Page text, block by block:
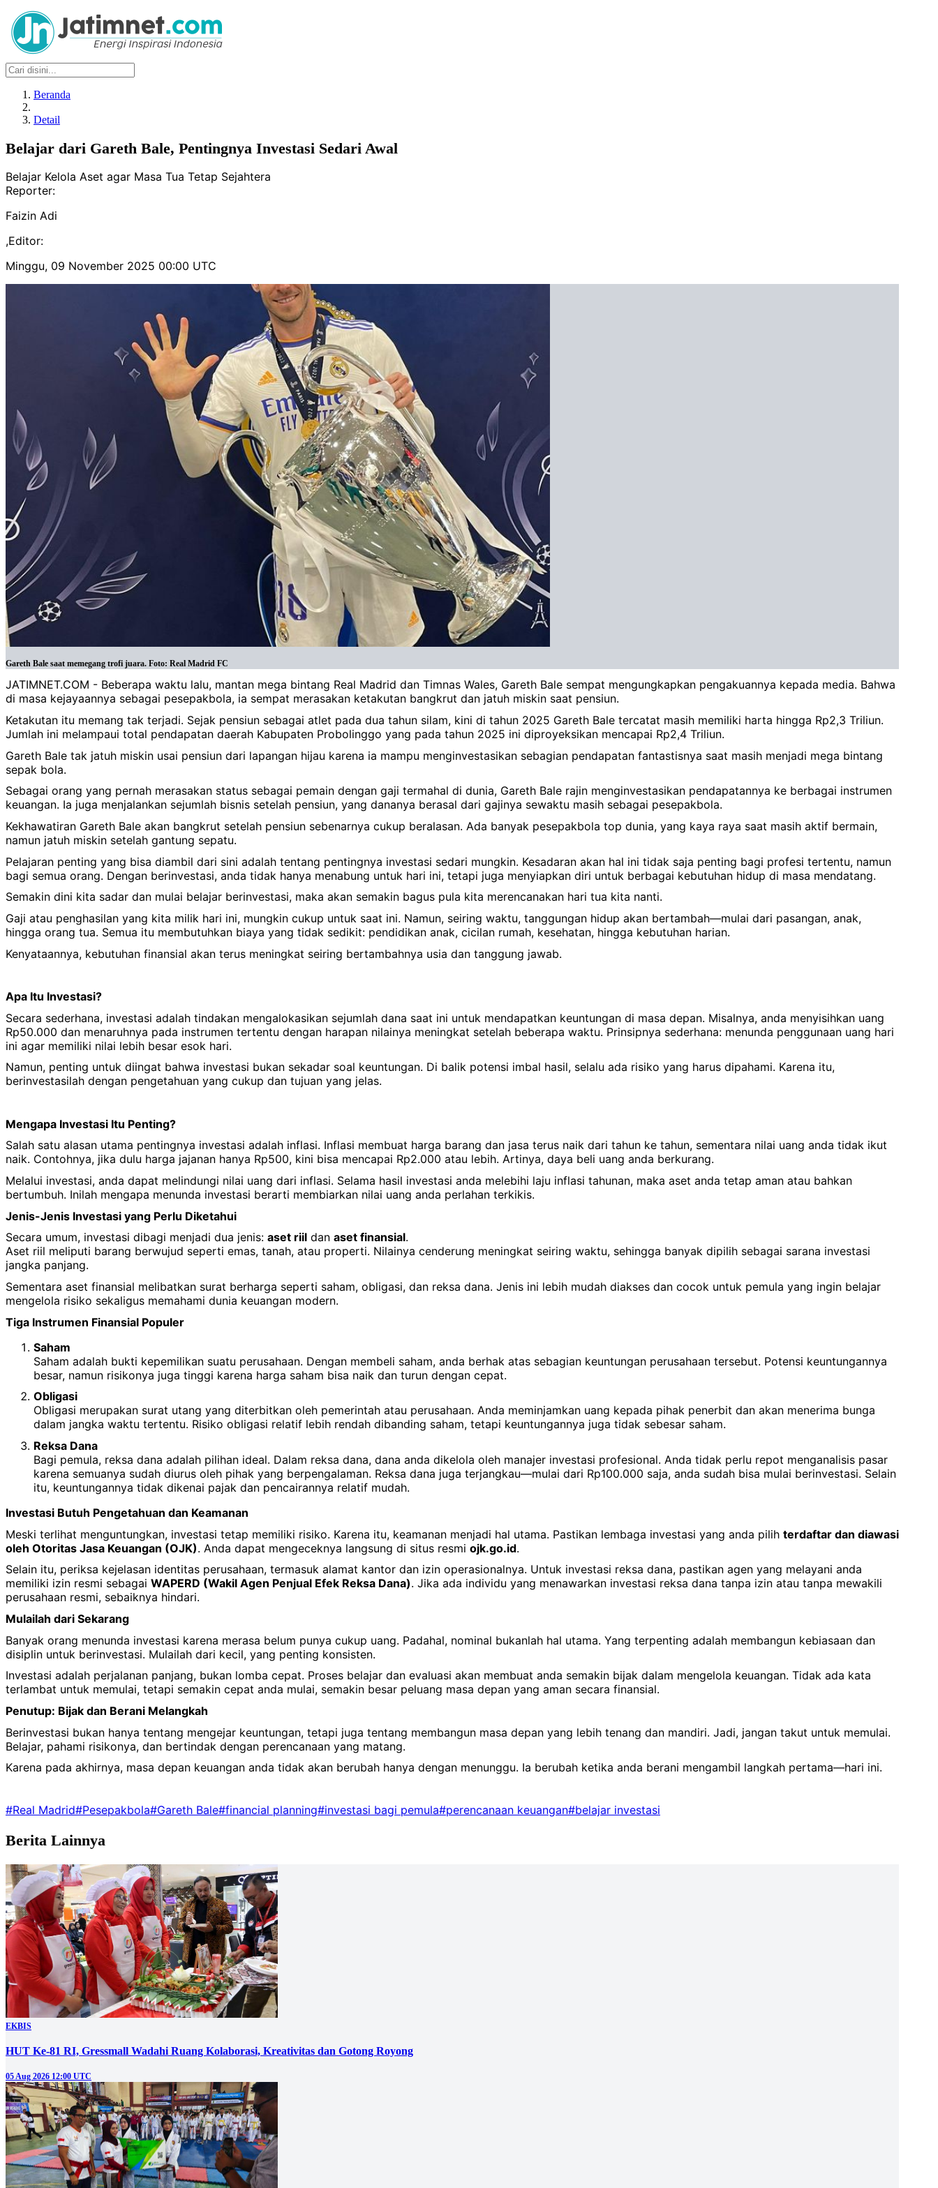
Beranda
Detail
Belajar dari Gareth Bale, Pentingnya Investasi Sedari Awal
Belajar Kelola Aset agar Masa Tua Tetap Sejahtera
Reporter:
Faizin Adi
,Editor:
Minggu, 09 November 2025 00:00 UTC
Gareth Bale saat memegang trofi juara. Foto: Real Madrid FC
JATIMNET.COM - Beberapa waktu lalu, mantan mega bintang Real Madrid dan Timnas Wales, Gareth Bale sempat mengungkapkan pengakuannya kepada media. Bahwa
di masa kejayaannya sebagai pesepakbola, ia sempat merasakan ketakutan bangkrut dan jatuh miskin saat pensiun.
Ketakutan itu memang tak terjadi. Sejak pensiun sebagai atlet pada dua tahun silam, kini di tahun 2025 Gareth Bale tercatat masih memiliki harta hingga Rp2,3 Triliun.
Jumlah ini melampaui total pendapatan daerah Kabupaten Probolinggo yang pada tahun 2025 ini diproyeksikan mencapai Rp2,4 Triliun.
Gareth Bale tak jatuh miskin usai pensiun dari lapangan hijau karena ia mampu menginvestasikan sebagian pendapatan fantastisnya saat masih menjadi mega bintang
sepak bola.
Sebagai orang yang pernah merasakan status sebagai pemain dengan gaji termahal di dunia, Gareth Bale rajin menginvestasikan pendapatannya ke berbagai instrumen
keuangan. Ia juga menjalankan sejumlah bisnis setelah pensiun, yang dananya berasal dari gajinya sewaktu masih sebagai pesepakbola.
Kekhawatiran Gareth Bale akan bangkrut setelah pensiun sebenarnya cukup beralasan. Ada banyak pesepakbola top dunia, yang kaya raya saat masih aktif bermain,
namun jatuh miskin setelah gantung sepatu.
Pelajaran penting yang bisa diambil dari sini adalah tentang pentingnya investasi sedari mungkin. Kesadaran akan hal ini tidak saja penting bagi profesi tertentu, namun
bagi semua orang. Dengan berinvestasi, anda tidak hanya menabung untuk hari ini, tetapi juga menyiapkan diri untuk berbagai kebutuhan hidup di masa mendatang.
Semakin dini kita sadar dan mulai belajar berinvestasi, maka akan semakin bagus pula kita merencanakan hari tua kita nanti.
Gaji atau penghasilan yang kita milik hari ini, mungkin cukup untuk saat ini. Namun, seiring waktu, tanggungan hidup akan bertambah—mulai dari pasangan, anak,
hingga orang tua. Semua itu membutuhkan biaya yang tidak sedikit: pendidikan anak, cicilan rumah, kesehatan, hingga kebutuhan harian.
Kenyataannya, kebutuhan finansial akan terus meningkat seiring bertambahnya usia dan tanggung jawab.
Apa Itu Investasi?
Secara sederhana, investasi adalah tindakan mengalokasikan sejumlah dana saat ini untuk mendapatkan keuntungan di masa depan. Misalnya, anda menyisihkan uang
Rp50.000 dan menaruhnya pada instrumen tertentu dengan harapan nilainya meningkat setelah beberapa waktu. Prinsipnya sederhana: menunda penggunaan uang hari
ini agar memiliki nilai lebih besar esok hari.
Namun, penting untuk diingat bahwa investasi bukan sekadar soal keuntungan. Di balik potensi imbal hasil, selalu ada risiko yang harus dipahami. Karena itu,
berinvestasilah dengan pengetahuan yang cukup dan tujuan yang jelas.
Mengapa Investasi Itu Penting?
Salah satu alasan utama pentingnya investasi adalah inflasi. Inflasi membuat harga barang dan jasa terus naik dari tahun ke tahun, sementara nilai uang anda tidak ikut
naik. Contohnya, jika dulu harga jajanan hanya Rp500, kini bisa mencapai Rp2.000 atau lebih. Artinya, daya beli uang anda berkurang.
Melalui investasi, anda dapat melindungi nilai uang dari inflasi. Selama hasil investasi anda melebihi laju inflasi tahunan, maka aset anda tetap aman atau bahkan
bertumbuh. Inilah mengapa menunda investasi berarti membiarkan nilai uang anda perlahan terkikis.
Jenis-Jenis Investasi yang Perlu Diketahui
Secara umum, investasi dibagi menjadi dua jenis: aset riil dan aset finansial.
Aset riil meliputi barang berwujud seperti emas, tanah, atau properti. Nilainya cenderung meningkat seiring waktu, sehingga banyak dipilih sebagai sarana investasi
jangka panjang.
Sementara aset finansial melibatkan surat berharga seperti saham, obligasi, dan reksa dana. Jenis ini lebih mudah diakses dan cocok untuk pemula yang ingin belajar
mengelola risiko sekaligus memahami dunia keuangan modern.
Tiga Instrumen Finansial Populer
Saham
Saham adalah bukti kepemilikan suatu perusahaan. Dengan membeli saham, anda berhak atas sebagian keuntungan perusahaan tersebut. Potensi keuntungannya
besar, namun risikonya juga tinggi karena harga saham bisa naik dan turun dengan cepat.
Obligasi
Obligasi merupakan surat utang yang diterbitkan oleh pemerintah atau perusahaan. Anda meminjamkan uang kepada pihak penerbit dan akan menerima bunga
dalam jangka waktu tertentu. Risiko obligasi relatif lebih rendah dibanding saham, tetapi keuntungannya juga tidak sebesar saham.
Reksa Dana
Bagi pemula, reksa dana adalah pilihan ideal. Dalam reksa dana, dana anda dikelola oleh manajer investasi profesional. Anda tidak perlu repot menganalisis pasar
karena semuanya sudah diurus oleh pihak yang berpengalaman. Reksa dana juga terjangkau—mulai dari Rp100.000 saja, anda sudah bisa mulai berinvestasi. Selain
itu, keuntungannya tidak dikenai pajak dan pencairannya relatif mudah.
Investasi Butuh Pengetahuan dan Keamanan
Meski terlihat menguntungkan, investasi tetap memiliki risiko. Karena itu, keamanan menjadi hal utama. Pastikan lembaga investasi yang anda pilih terdaftar dan diawasi
oleh Otoritas Jasa Keuangan (OJK). Anda dapat mengeceknya langsung di situs resmi ojk.go.id.
Selain itu, periksa kejelasan identitas perusahaan, termasuk alamat kantor dan izin operasionalnya. Untuk investasi reksa dana, pastikan agen yang melayani anda
memiliki izin resmi sebagai WAPERD (Wakil Agen Penjual Efek Reksa Dana). Jika ada individu yang menawarkan investasi reksa dana tanpa izin atau tanpa mewakili
perusahaan resmi, sebaiknya hindari.
Mulailah dari Sekarang
Banyak orang menunda investasi karena merasa belum punya cukup uang. Padahal, nominal bukanlah hal utama. Yang terpenting adalah membangun kebiasaan dan
disiplin untuk berinvestasi. Mulailah dari kecil, yang penting konsisten.
Investasi adalah perjalanan panjang, bukan lomba cepat. Proses belajar dan evaluasi akan membuat anda semakin bijak dalam mengelola keuangan. Tidak ada kata
terlambat untuk memulai, tetapi semakin cepat anda mulai, semakin besar peluang masa depan yang aman secara finansial.
Penutup: Bijak dan Berani Melangkah
Berinvestasi bukan hanya tentang mengejar keuntungan, tetapi juga tentang membangun masa depan yang lebih tenang dan mandiri. Jadi, jangan takut untuk memulai.
Belajar, pahami risikonya, dan bertindak dengan perencanaan yang matang.
Karena pada akhirnya, masa depan keuangan anda tidak akan berubah hanya dengan menunggu. Ia berubah ketika anda berani mengambil langkah pertama—hari ini.
#Real Madrid#Pesepakbola#Gareth Bale#financial planning#investasi bagi pemula#perencanaan keuangan#belajar investasi
Berita Lainnya
EKBIS
HUT Ke-81 RI, Gressmall Wadahi Ruang Kolaborasi, Kreativitas dan Gotong Royong
05 Aug 2026 12:00 UTC